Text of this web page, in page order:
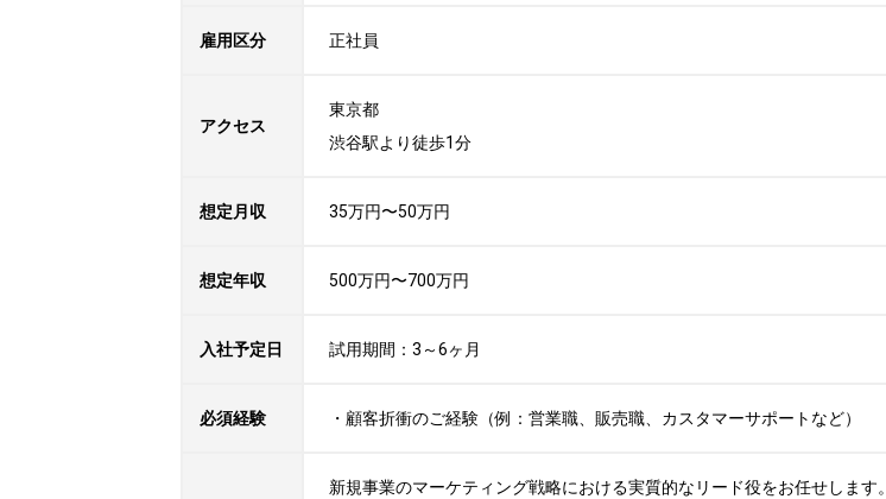
雇用区分 正社員
アクセス
東京都
渋谷駅より徒歩1分
想定月収 35万円〜50万円
想定年収 500万円〜700万円
入社予定日 試用期間：3～6ヶ月
必須経験 ・顧客折衝のご経験（例：営業職、販売職、カスタマーサポートなど）
新規事業のマーケティング戦略における実質的なリード役をお任せします。